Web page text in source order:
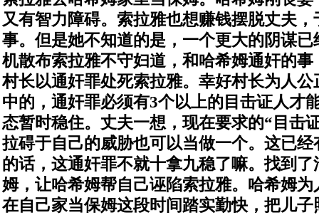
又有智力障碍。索拉雅也想赚钱摆脱丈夫
事。但是她不知道的是，一个更大的阴谋已
机散布索拉雅不守妇道，和哈希姆通奸的
村长以通奸罪处死索拉雅。幸好村长为人
中的，通奸罪必须有3个以上的目击证人才
态暂时稳住。 丈夫一想，现在要求的“目击
拉碍于自己的威胁也可以当做一个。这已
的话，这通奸罪不就十拿九稳了嘛。找到
姆，让哈希姆帮自己诬陷索拉雅。哈希姆
在自己家当保姆这段时间踏实勤快，把儿